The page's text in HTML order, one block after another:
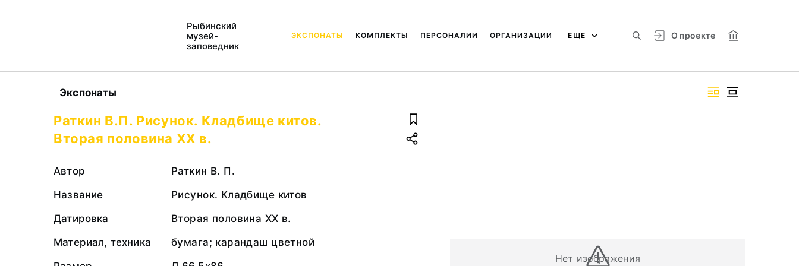
Рыбинский
музей-
заповедник
О проекте
ЭКСПОНАТЫ КОМПЛЕКТЫ ПЕРСОНАЛИИ ОРГАНИЗАЦИИ ЕЩЕ
Экспонаты
Нет изображения
Раткин В.П. Рисунок. Кладбище китов.
Вторая половина ХХ в.
Автор
Раткин В. П.
Название
Рисунок. Кладбище китов
Датировка
Вторая половина ХХ в.
Материал, техника
бумага; карандаш цветной